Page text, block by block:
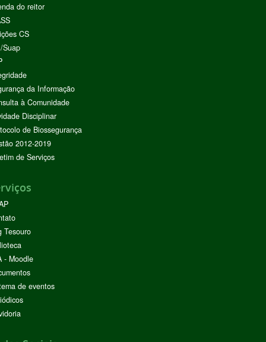
do reitor
CS
Suap
da Informação
à Comunidade
Disciplinar
de Biossegurança
2012-2019
de Serviços
Tesouro
- Moodle
de eventos